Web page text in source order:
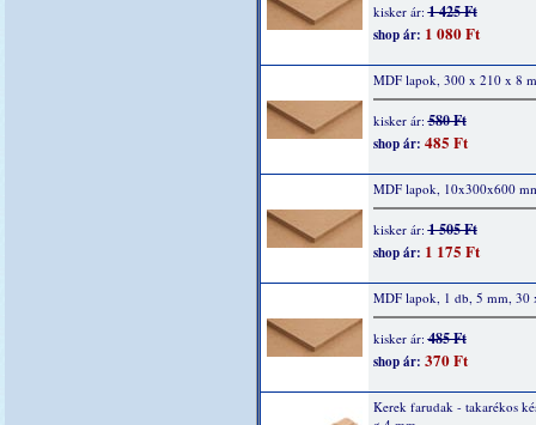
kisker ár:1 425 Ft
shop ár: 1 080 Ft
MDF lapok, 300 x 210 x 8
kisker ár:580 Ft
shop ár: 485 Ft
MDF lapok, 10x300x600
kisker ár:1 505 Ft
shop ár: 1 175 Ft
MDF lapok, 1 db, 5 mm, 30
kisker ár:485 Ft
shop ár: 370 Ft
Kerek farudak - takarékos